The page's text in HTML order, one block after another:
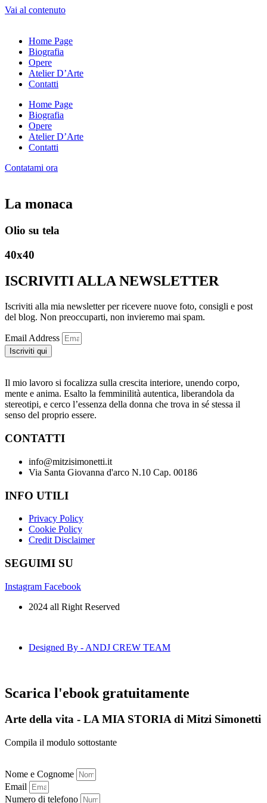
Vai al contenuto
Home Page
Biografia
Opere
Atelier D’Arte
Contatti
Home Page
Biografia
Opere
Atelier D’Arte
Contatti
Contatami ora
La monaca
Olio su tela
40x40
ISCRIVITI ALLA NEWSLETTER
Iscriviti alla mia newsletter per ricevere nuove foto, consigli e post
del blog. Non preoccuparti, non invieremo mai spam.
Email Address
Iscriviti qui
Il mio lavoro si focalizza sulla crescita interiore, unendo corpo,
mente e anima. Esalto la femminilità autentica, liberandola da
stereotipi, e cerco l’essenza della donna che trova in sé stessa il
senso del proprio essere.
CONTATTI
info@mitzisimonetti.it
Via Santa Giovanna d'arco N.10 Cap. 00186
INFO UTILI
Privacy Policy
Cookie Policy
Credit Disclaimer
SEGUIMI SU
Instagram Facebook
2024 all Right Reserved
Designed By - ANDJ CREW TEAM
Scarica l'ebook gratuitamente
Arte della vita - LA MIA STORIA di Mitzi Simonetti
Compila il modulo sottostante
Nome e Cognome
Email
Numero di telefono